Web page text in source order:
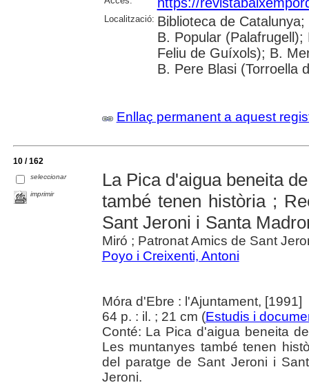
Localització: Biblioteca de
B. Popular
Feliu de Guíxols); B.
B. Pere Blasi (Torroella
Enllaç permanent a aquest
10 / 162
seleccionar
imprimir
La Pica d'aigua beneita
també tenen història ;
Sant Jeroni i Santa
Miró ; Patronat Amics de Sant
Poyo i Creixenti, Antoni
Móra d'Ebre : l'Ajuntament, [1991]
64 p. : il. ; 21 cm (Estudis i
Conté: La Pica d'aigua beneita
Les muntanyes també tenen
del paratge de Sant Jeroni i
Jeroni.